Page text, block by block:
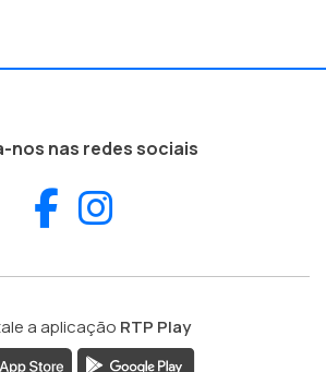
nos nas redes sociais
Facebook
a aplicação RTP Play